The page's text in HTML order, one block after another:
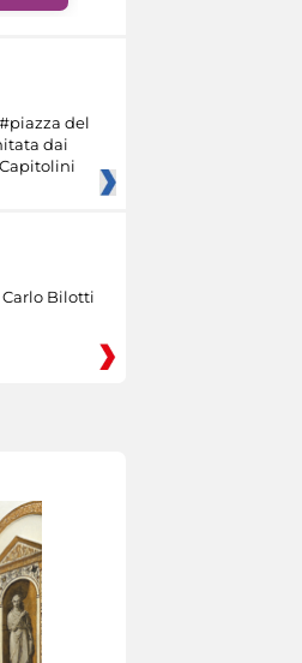
del
dai
Carlo Bilotti